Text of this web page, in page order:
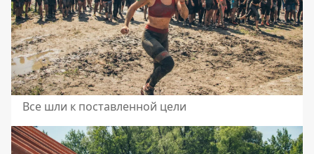
Все шли к поставленной цели